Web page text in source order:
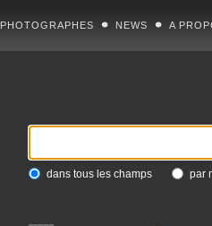
PHOTOGRAPHES NEWS A
dans tous les champs par